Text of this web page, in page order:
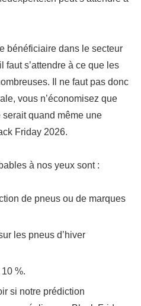
bénéficiaire dans le secteur
faut s’attendre à ce que les
Il ne faut pas donc
vous n’économisez que
quand même une
Friday 2026.
à nos yeux sont :
de pneus ou de marques
les pneus d’hiver
%.
si notre prédiction